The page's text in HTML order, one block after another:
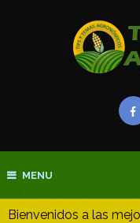
MENU
Bienvenidos a las